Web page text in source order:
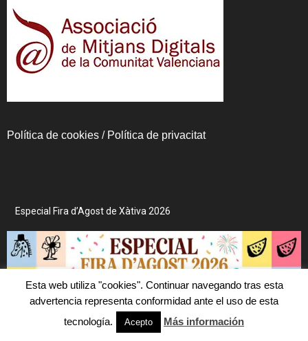
Política de cookies / Política de privacitat
Especial Fira d’Agost de Xàtiva 2026
Esta web utiliza "cookies". Continuar navegando tras esta
advertencia representa conformidad ante el uso de esta
tecnología.
Acepto Más información